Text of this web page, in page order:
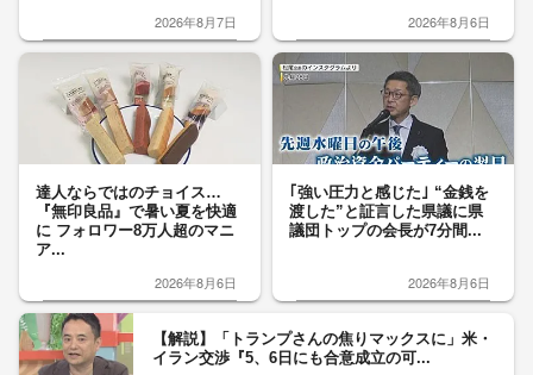
2026年8月7日 2026年8月6日
達人ならではのチョイス…
『無印良品』で暑い夏を快適
に フォロワー8万人超のマニ
ア...
2026年8月6日
｢強い圧力と感じた｣ “金銭を
渡した”と証言した県議に県
議団トップの会長が7分間...
2026年8月6日
【解説】「トランプさんの焦りマックスに」米・
イラン交渉『5、6日にも合意成立の可...